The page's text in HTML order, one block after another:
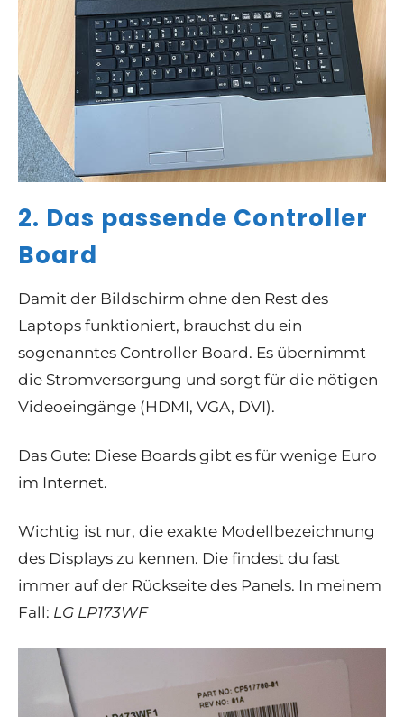
2. Das passende Controller
Board
Damit der Bildschirm ohne den Rest des
Laptops funktioniert, brauchst du ein
sogenanntes Controller Board. Es übernimmt
die Stromversorgung und sorgt für die nötigen
Videoeingänge (HDMI, VGA, DVI).
Das Gute: Diese Boards gibt es für wenige Euro
im Internet.
Wichtig ist nur, die exakte Modellbezeichnung
des Displays zu kennen. Die findest du fast
immer auf der Rückseite des Panels. In meinem
Fall: LG LP173WF